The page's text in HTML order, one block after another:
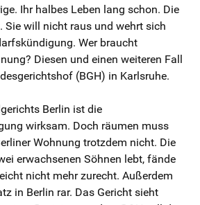
Ihr halbes Leben lang schon. Die
Sie will nicht raus und wehrt sich
Wer braucht
Diesen und einen weiteren Fall
(BGH) in Karlsruhe.
Berlin ist die
wirksam. Doch räumen muss
Wohnung trotzdem nicht. Die
erwachsenen Söhnen lebt, fände
nicht mehr zurecht. Außerdem
in Berlin rar. Das Gericht sieht